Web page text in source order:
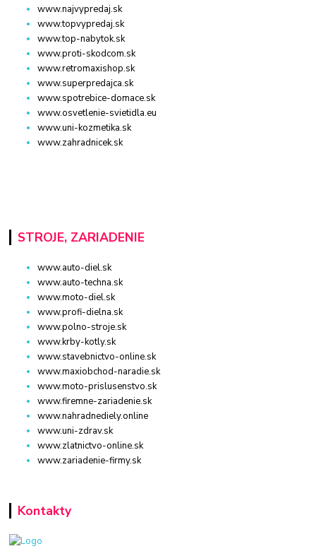
www.najvypredaj.sk
www.topvypredaj.sk
www.top-nabytok.sk
www.proti-skodcom.sk
www.retromaxishop.sk
www.superpredajca.sk
www.spotrebice-domace.sk
www.osvetlenie-svietidla.eu
www.uni-kozmetika.sk
www.zahradnicek.sk
STROJE, ZARIADENIE
www.auto-diel.sk
www.auto-techna.sk
www.moto-diel.sk
www.profi-dielna.sk
www.polno-stroje.sk
www.krby-kotly.sk
www.stavebnictvo-online.sk
www.maxiobchod-naradie.sk
www.moto-prislusenstvo.sk
www.firemne-zariadenie.sk
www.nahradnediely.online
www.uni-zdrav.sk
www.zlatnictvo-online.sk
www.zariadenie-firmy.sk
Kontakty